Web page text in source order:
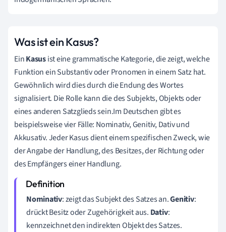
Was ist ein Kasus?
EinKasusist eine grammatische Kategorie, die zeigt, welche
Funktion ein Substantiv oder Pronomen in einem Satz hat.
Gewöhnlich wird dies durch die Endung des Wortes
signalisiert. Die Rolle kann die des Subjekts, Objekts oder
eines anderen Satzglieds sein.Im Deutschen gibt es
beispielsweise vier Fälle: Nominativ, Genitiv, Dativ und
Akkusativ. Jeder Kasus dient einem spezifischen Zweck, wie
der Angabe der Handlung, des Besitzes, der Richtung oder
des Empfängers einer Handlung.
Nominativ: zeigt das Subjekt des Satzes an.Genitiv:
drückt Besitz oder Zugehörigkeit aus. Dativ:
kennzeichnet den indirekten Objekt des Satzes.